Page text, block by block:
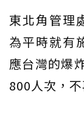
東北角管理
為平時就有
應台灣的爆
800人次，不